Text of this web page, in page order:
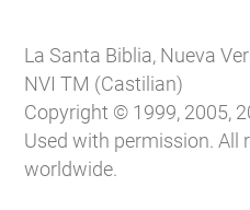
La Santa Biblia, Nueva
NVI TM (Castilian)
Copyright © 1999, 2005,
Used with permission. All
worldwide.